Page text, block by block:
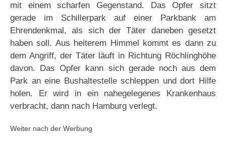
mit einem scharfen Gegenstand. Das Opfer sitzt
gerade im Schillerpark auf einer Parkbank am
Ehrendenkmal, als sich der Täter daneben gesetzt
haben soll. Aus heiterem Himmel kommt es dann zu
dem Angriff, der Täter läuft in Richtung Röchlinghöhe
davon. Das Opfer kann sich gerade noch aus dem
Park an eine Bushaltestelle schleppen und dort Hilfe
holen. Er wird in ein nahegelegenes Krankenhaus
verbracht, dann nach Hamburg verlegt.
Weiter nach der Werbung